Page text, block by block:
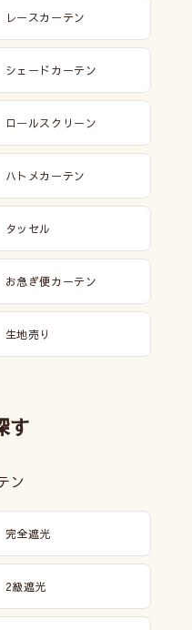
レースカーテン
シェードカーテン
ロールスクリーン
ハトメカーテン
タッセル
お急ぎ便カーテン
生地売り
す
ン
完全遮光
2級遮光